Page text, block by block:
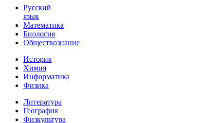
Русский
язык
Математика
Биология
Обществознание
История
Химия
Информатика
Физика
Литература
География
Физкультура